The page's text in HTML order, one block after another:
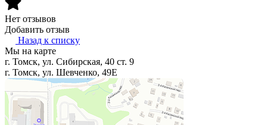
Нет отзывов
Добавить отзыв
Назад к списку
Мы на карте
г. Томск, ул. Сибирская, 40 ст. 9
г. Томск, ул. Шевченко, 49Е